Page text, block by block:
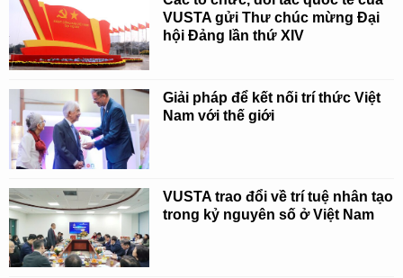
VUSTA gửi Thư chúc mừng Đại
hội Đảng lần thứ XIV
Giải pháp để kết nối trí thức Việt
Nam với thế giới
VUSTA trao đổi về trí tuệ nhân tạo
trong kỷ nguyên số ở Việt Nam